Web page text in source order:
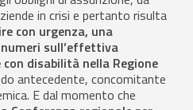
in crisi e pertanto risulta
con urgenza, una
sull’effettiva
disabilità nella Regione
antecedente, concomitante
E dal momento che